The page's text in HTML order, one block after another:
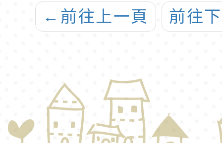
師甄選錄取公告
工甄
← 前往上一頁 前往